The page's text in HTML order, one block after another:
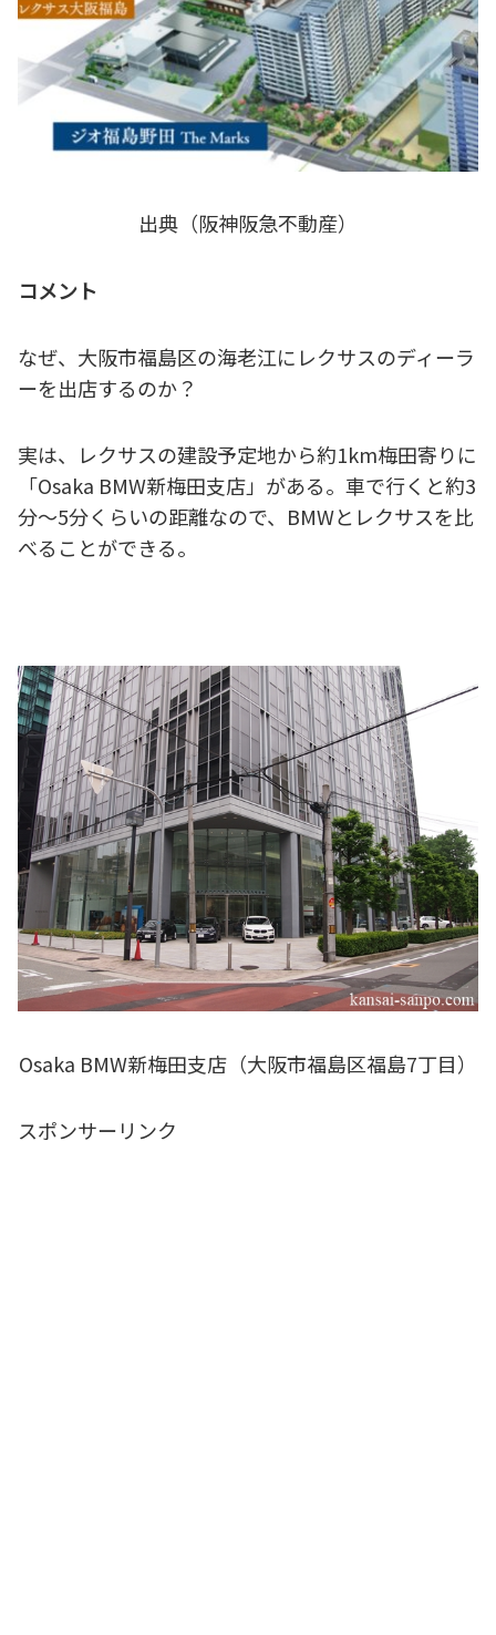
出典（阪神阪急不動産）
コメント
なぜ、大阪市福島区の海老江にレクサスのディーラ
ーを出店するのか？
実は、レクサスの建設予定地から約1km梅田寄りに
「Osaka BMW新梅田支店」がある。車で行くと約3
分～5分くらいの距離なので、BMWとレクサスを比
べることができる。
Osaka BMW新梅田支店（大阪市福島区福島7丁目）
スポンサーリンク